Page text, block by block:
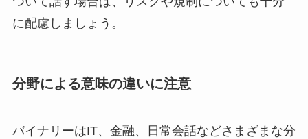
に配慮しましょう。
分野による意味の違いに注意
バイナリーはIT、金融、日常会話などさまざまな分